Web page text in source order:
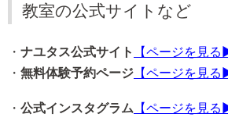
教室の公式サイトなど
・ ナユタス公式サイト
【ページを見る
・ 無料体験予約ページ 【ページを見る
・ 公式インスタグラム 【ページを見る